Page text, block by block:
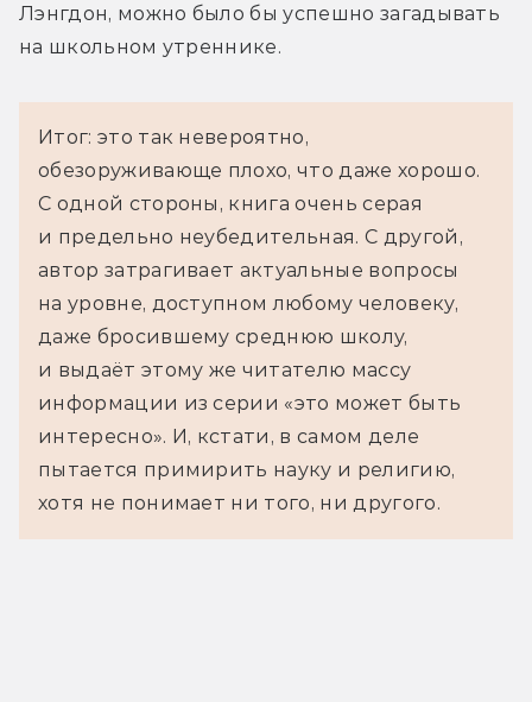
Лэнгдон, можно было бы успешно загадывать
на школьном утреннике.
Итог: это так невероятно,
обезоруживающе плохо, что даже хорошо.
С одной стороны, книга очень серая
и предельно неубедительная. С другой,
автор затрагивает актуальные вопросы
на уровне, доступном любому человеку,
даже бросившему среднюю школу,
и выдаёт этому же читателю массу
информации из серии «это может быть
интересно». И, кстати, в самом деле
пытается примирить науку и религию,
хотя не понимает ни того, ни другого.